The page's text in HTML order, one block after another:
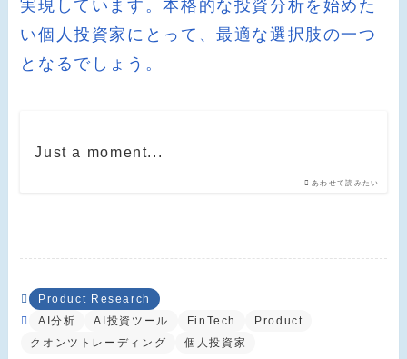
実現しています。本格的な投資分析を始めた
い個人投資家にとって、最適な選択肢の一つ
となるでしょう。
あわせて読みたい
Just a moment...
Product Research
AI分析
AI投資ツール FinTech
Product
クオンツトレーディング
個人投資家